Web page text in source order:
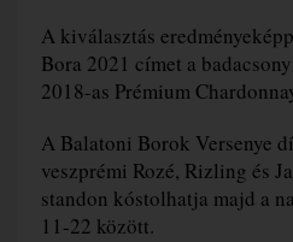
A kiválasztás
Bora 2021 címet a
2018-as Prémium
A Balatoni Borok Versenye
veszprémi Rozé, Rizling és
standon kóstolhatja majd a
11-22 között.